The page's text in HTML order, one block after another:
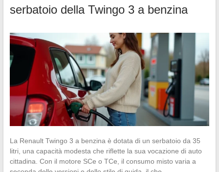
serbatoio della Twingo 3 a benzina
La Renault Twingo 3 a benzina è dotata di un serbatoio da 35
litri, una capacità modesta che riflette la sua vocazione di auto
cittadina. Con il motore SCe o TCe, il consumo misto varia a